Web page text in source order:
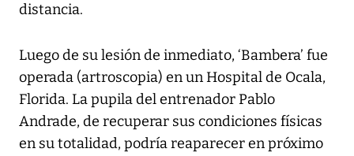
distancia.
Luego de su lesión de inmediato, ‘Bambera’ fue
operada (artroscopia) en un Hospital de Ocala,
Florida. La pupila del entrenador Pablo
Andrade, de recuperar sus condiciones físicas
en su totalidad, podría reaparecer en próximo